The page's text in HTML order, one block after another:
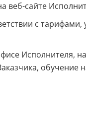
веб-сайте
с
Исполнителя,
обучение